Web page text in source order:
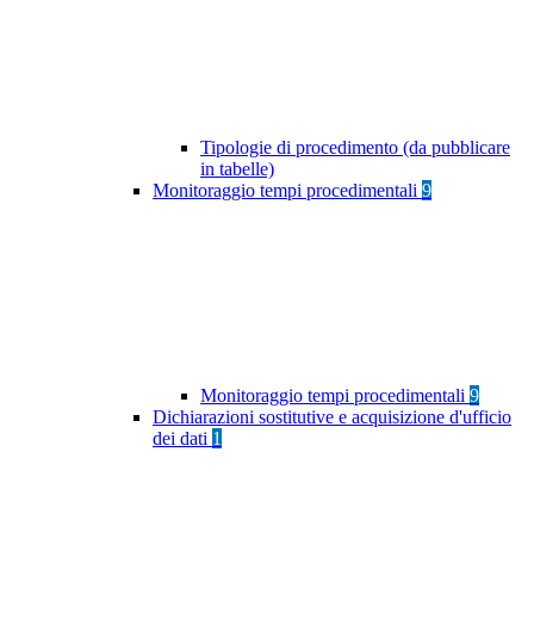
Tipologie di procedimento (da pubblicare
in tabelle)
Monitoraggio tempi procedimentali 9
Monitoraggio tempi procedimentali 9
Dichiarazioni sostitutive e acquisizione d'ufficio
dei dati 1